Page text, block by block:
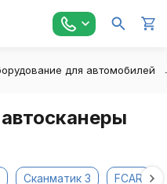
для автомобилей
Сканматик 3 FCAR